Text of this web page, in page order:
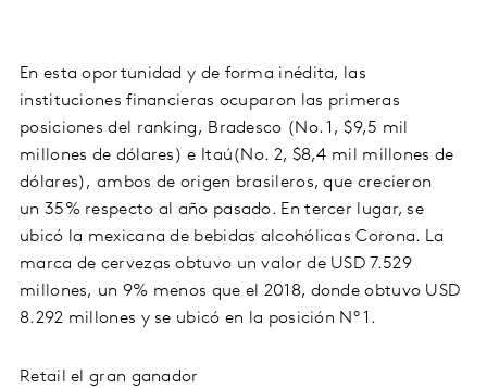
En esta oportunidad y de forma inédita, las
instituciones financieras ocuparon las primeras
posiciones del ranking, Bradesco (No. 1 ,$9,5 mil
millones de dólares) e Itaú(No. 2, $8,4 mil millones de
dólares), ambos de origen brasileros, que crecieron
un 35%respecto al año pasado. En tercer lugar, se
ubicó la mexicana de bebidas alcohólicasCorona. La
marca de cervezas obtuvo un valor de USD 7.529
millones, un 9% menos que el 2018, donde obtuvo USD
8.292 millones y se ubicó en la posición N° 1.
Retail el gran ganador